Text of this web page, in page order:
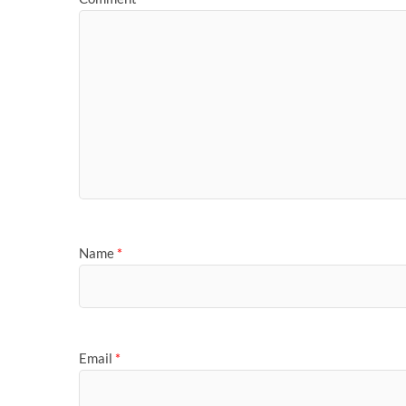
Name *
Email *